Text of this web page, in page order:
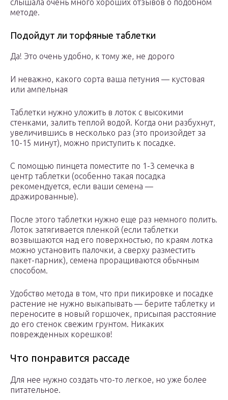
слышала очень много хороших отзывов о подобном
методе.
Подойдут ли торфяные таблетки
Да! Это очень удобно, к тому же, не дорого
И неважно, какого сорта ваша петуния — кустовая
или ампельная
Таблетки нужно уложить в лоток с высокими
стенками, залить теплой водой. Когда они разбухнут,
увеличившись в несколько раз (это произойдет за
10-15 минут), можно приступить к посадке.
С помощью пинцета поместите по 1-3 семечка в
центр таблетки (особенно такая посадка
рекомендуется, если ваши семена —
дражированные).
После этого таблетки нужно еще раз немного полить.
Лоток затягивается пленкой (если таблетки
возвышаются над его поверхностью, по краям лотка
можно установить палочки, а сверху разместить
пакет-парник), семена проращиваются обычным
способом.
Удобство метода в том, что при пикировке и посадке
растение не нужно выкапывать — берите таблетку и
переносите в новый горшочек, присыпая расстояние
до его стенок свежим грунтом. Никаких
поврежденных корешков!
Что понравится рассаде
Для нее нужно создать что-то легкое, но уже более
питательное.